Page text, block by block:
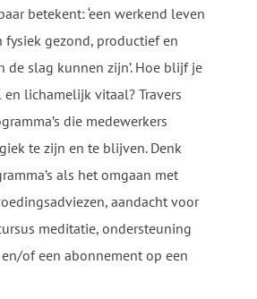
betekent: ‘een werkend leven
fysiek gezond, productief en
de slag kunnen zijn’. Hoe blijf je
en lichamelijk vitaal? Travers
die medewerkers
te zijn en te blijven. Denk
als het omgaan met
aandacht voor
meditatie, ondersteuning
of een abonnement op een